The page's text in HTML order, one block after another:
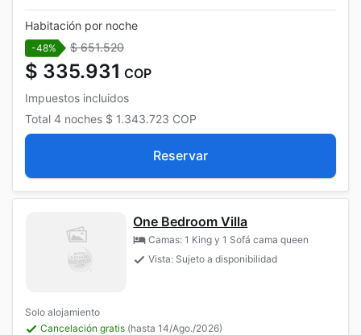
Habitación por noche
-48% $ 651.520
$ 335.931 COP
Impuestos incluidos
Total 4 noches $ 1.343.723 COP
Reservar
One Bedroom Villa
Camas: 1 King y 1 Sofá cama queen
Vista: Sujeto a disponibilidad
Solo alojamiento
Cancelación gratis (hasta 14/Ago./2026)